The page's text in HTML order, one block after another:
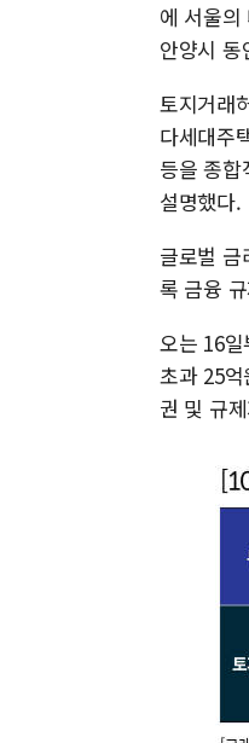
에 서울의
안양시 동
토지거래
다세대주
등을 종
설명했다.
글로벌
록 금융
오는 16
초과 25
권 및 규